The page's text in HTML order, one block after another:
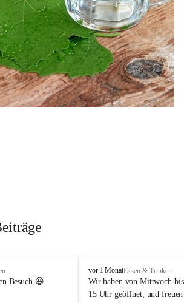
Besuch 😃
B
u
s
vor 1 MonatEssen & Trinken
Wir haben von Mittwoch
15 Uhr geöffnet, und